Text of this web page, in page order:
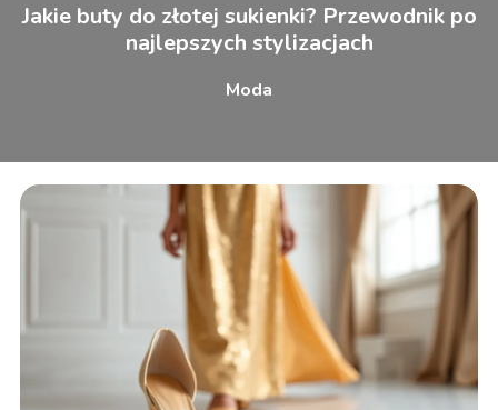
Jakie buty do złotej sukienki? Przewodnik po
najlepszych stylizacjach
Moda